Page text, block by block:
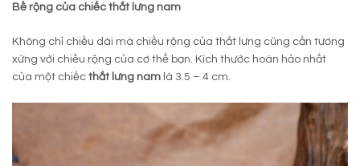
Bề rộng của chiếc thắt lưng nam
Không chỉ chiều dài mà chiều rộng của thắt lưng cũng cần tương
xứng với chiều rộng của cơ thể bạn. Kích thước hoàn hảo nhất
của một chiếc thắt lưng nam là 3.5 – 4 cm.